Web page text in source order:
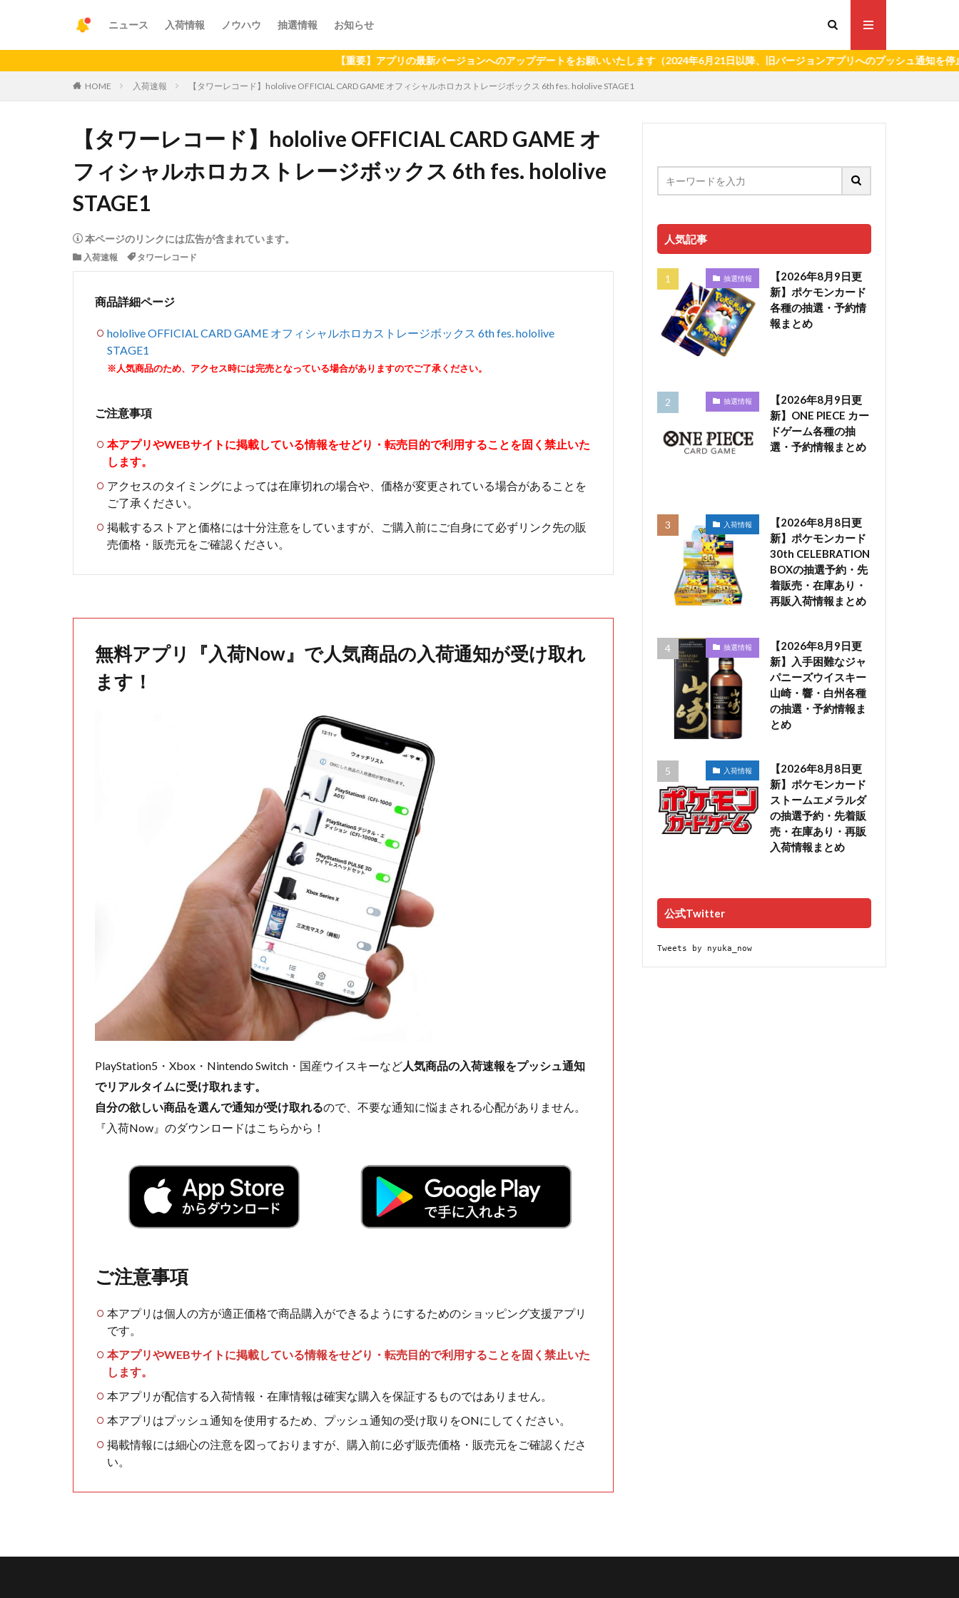
ニュース 入荷情報 ノウハウ 抽選情報 お知らせ
【重要】アプリの最新バージョンへのアップデートをお願いいたします（2024年6月21日以降、旧バージョンアプリへのプッシュ通知を停止いたし
HOME 入荷速報 【タワーレコード】hololive OFFICIAL CARD GAME オフィシャルホロカストレージボックス 6th fes. hololive STAGE1
【タワーレコード】hololive OFFICIAL CARD GAME オ
フィシャルホロカストレージボックス 6th fes. hololive
STAGE1
本ページのリンクには広告が含まれています。
入荷速報 タワーレコード
商品詳細ページ
hololive OFFICIAL CARD GAME オフィシャルホロカストレージボックス 6th fes. hololive
STAGE1
※人気商品のため、アクセス時には完売となっている場合がありますのでご了承ください。
ご注意事項
本アプリやWEBサイトに掲載している情報をせどり・転売目的で利用することを固く禁止いた
します。
アクセスのタイミングによっては在庫切れの場合や、価格が変更されている場合があることを
ご了承ください。
掲載するストアと価格には十分注意をしていますが、ご購入前にご自身にて必ずリンク先の販
売価格・販売元をご確認ください。
無料アプリ『入荷Now』で人気商品の入荷通知が受け取れ
ます！
PlayStation5・Xbox・Nintendo Switch・国産ウイスキーなど人気商品の入荷速報をプッシュ通知
でリアルタイムに受け取れます。
自分の欲しい商品を選んで通知が受け取れるので、不要な通知に悩まされる心配がありません。
『入荷Now』のダウンロードはこちらから！
ご注意事項
本アプリは個人の方が適正価格で商品購入ができるようにするためのショッピング支援アプリ
です。
本アプリやWEBサイトに掲載している情報をせどり・転売目的で利用することを固く禁止いた
します。
本アプリが配信する入荷情報・在庫情報は確実な購入を保証するものではありません。
本アプリはプッシュ通知を使用するため、プッシュ通知の受け取りをONにしてください。
掲載情報には細心の注意を図っておりますが、購入前に必ず販売価格・販売元をご確認くださ
い。
人気記事
抽選情報
【2026年8月9日更
新】ポケモンカード
各種の抽選・予約情
報まとめ
抽選情報
【2026年8月9日更
新】ONE PIECE カー
ドゲーム各種の抽
選・予約情報まとめ
入荷情報
【2026年8月8日更
新】ポケモンカード
30th CELEBRATION
BOXの抽選予約・先
着販売・在庫あり・
再販入荷情報まとめ
抽選情報
【2026年8月9日更
新】入手困難なジャ
パニーズウイスキー
山崎・響・白州各種
の抽選・予約情報ま
とめ
入荷情報
【2026年8月8日更
新】ポケモンカード
ストームエメラルダ
の抽選予約・先着販
売・在庫あり・再販
入荷情報まとめ
公式Twitter
Tweets by nyuka_now